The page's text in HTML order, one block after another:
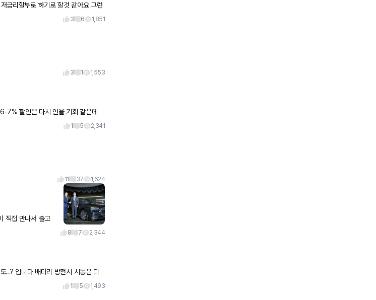
3 6 1,851
3 1 1,553
1 5 2,341
11 37 1,624
8 7 2,344
1 5 1,493